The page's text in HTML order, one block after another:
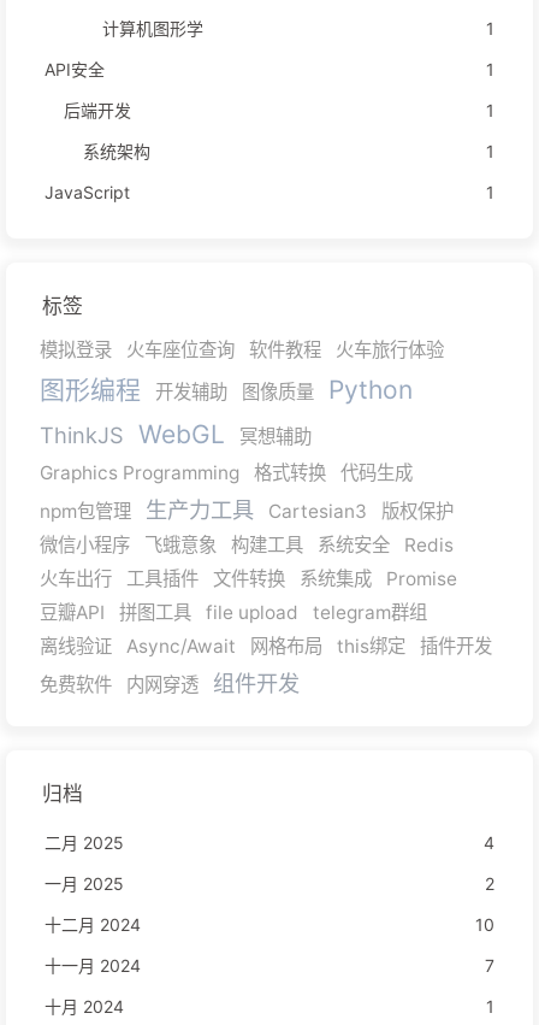
计算机图形学
1
API安全
1
后端开发
1
系统架构
1
JavaScript
1
标签
模拟登录 火车座位查询 软件教程 火车旅行体验
图形编程 开发辅助 图像质量 Python
ThinkJS WebGL
冥想辅助
Graphics Programming
格式转换
代码生成
npm包管理
生产力工具 Cartesian3
版权保护
微信小程序
飞蛾意象 构建工具 系统安全
Redis
火车出行
工具插件 文件转换 系统集成
Promise
豆瓣API
拼图工具 file upload
telegram群组
离线验证
Async/Await 网格布局 this绑定
插件开发
免费软件
内网穿透 组件开发
归档
二月 2025
4
一月 2025
2
十二月 2024
10
十一月 2024
7
十月 2024
1